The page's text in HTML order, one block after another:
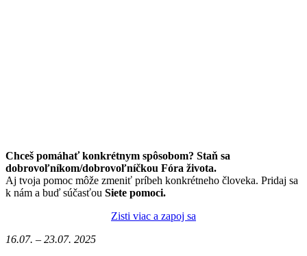
Chceš pomáhať konkrétnym spôsobom? Staň sa
dobrovoľníkom/dobrovoľníčkou Fóra života.
Aj tvoja pomoc môže zmeniť príbeh konkrétneho človeka. Pridaj sa
k nám a buď súčasťou Siete pomoci.
Zisti viac a zapoj sa
16.07. – 23.07. 2025